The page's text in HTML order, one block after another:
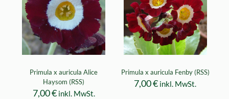
Primula x auricula Alice
Haysom (RSS)
7,00€ inkl. MwSt.
Primula x auricula Fenby (RSS)
7,00€ inkl. MwSt.